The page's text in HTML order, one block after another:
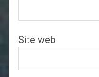
Site web